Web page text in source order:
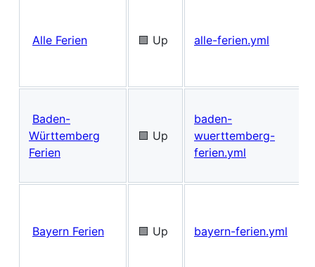
Alle Ferien 🟩 Up alle-ferien.yml
Baden-
Württemberg
Ferien
🟩 Up
baden-
wuerttemberg-
ferien.yml
Bayern Ferien 🟩 Up bayern-ferien.yml